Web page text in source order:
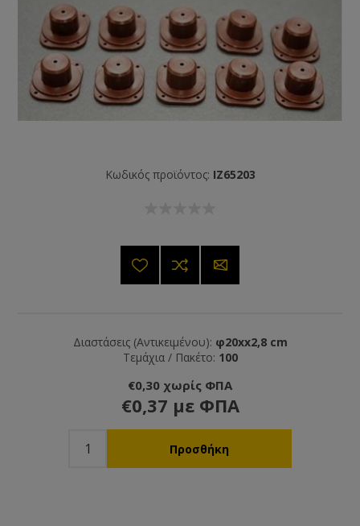
Κωδικός προϊόντος: IZ65203
Διαστάσεις (Αντικειμένου): φ20xx2,8 cm
Τεμάχια / Πακέτο: 100
€0,30 χωρίς ΦΠΑ
€0,37 με ΦΠΑ